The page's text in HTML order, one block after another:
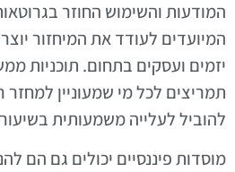
המודעות והשימוש החוזר
המיועדים לעודד את המיחזור
יזמים ועסקים בתחום. תוכניות
תמריצים לכל מי שמעוניין למחזר
להוביל לעלייה משמעותית
מוסדות פיננסיים יכולים גם הם